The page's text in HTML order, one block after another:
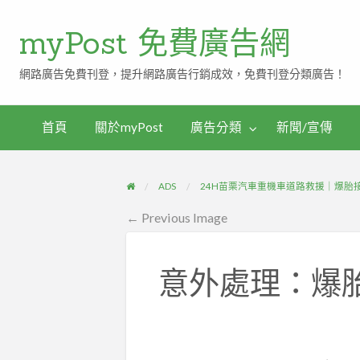
myPost 免費廣告網
網路廣告免費刊登，提升網路廣告行銷成效，免費刊登分類廣告！
首頁 關於myPost 廣告分類 新聞/宣傳
ADS 24H苗栗汽車重機車道路救援｜爆胎
← Previous Image
意外處理：爆